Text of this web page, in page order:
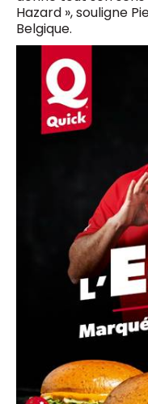
Hazard », souligne
Belgique.